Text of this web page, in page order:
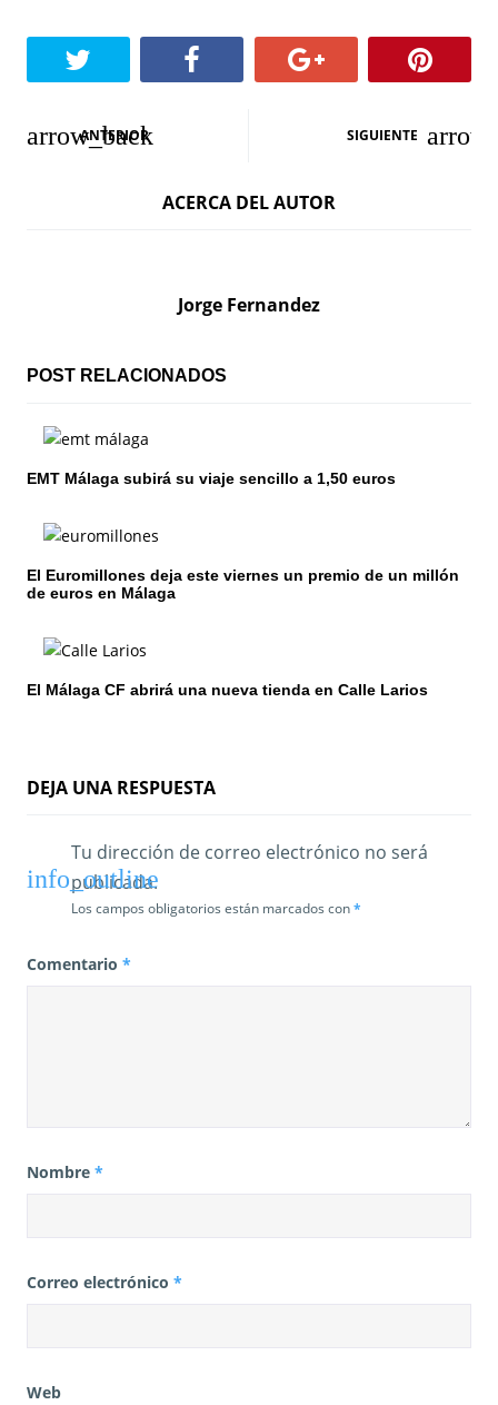
N
c
ó
d
e
e
n
a
a
ANTERIOR SIGUIENTE
ACERCA DEL AUTOR
Jorge Fernandez
POST RELACIONADOS
EMT Málaga subirá su viaje sencillo a 1,50 euros
El Euromillones deja este viernes un premio de un millón
de euros en Málaga
El Málaga CF abrirá una nueva tienda en Calle Larios
DEJA UNA RESPUESTA
Tu dirección de correo electrónico no será
publicada.
Los campos obligatorios están marcados con*
Comentario *
Nombre *
Correo electrónico *
Web